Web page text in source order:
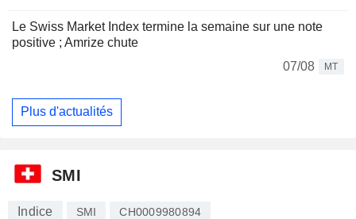
Le Swiss Market Index termine la semaine sur une note
positive ; Amrize chute
07/08
MT
Plus d'actualités
SMI
Indice SMI CH0009980894